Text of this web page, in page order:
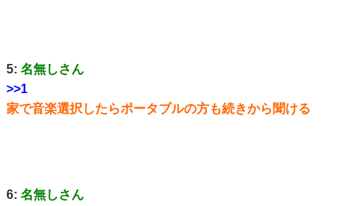
5: 名無しさん
>>1
家で音楽選択したらポータブルの方も続きから聞ける
6: 名無しさん